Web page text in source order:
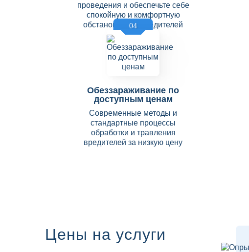
проведения и обеспечьте себе
спокойную и комфортную
обстановку без вредителей
04
Обеззараживание по
доступным ценам
Современные методы и
стандартные процессы
обработки и травления
вредителей за низкую цену
Цены на услуги